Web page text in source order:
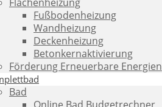
Fußbodenheizung
Wandheizung
Deckenheizung
Betonkernaktivierung
Förderung Erneuerbare Energien
Bad